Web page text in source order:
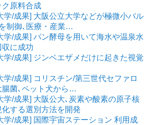
原料合成
学/成果] 大阪公立大学などが極微小バル
制御､医療・産業…
学/成果] パン酵母を用いて海水や温泉水
に成功
学/成果] ジンベエザメだけに起きた視覚
学/成果] コリスチン/第三世代セファロ
腸菌､ペット犬から…
学/成果] 大阪公大､炭素や酸素の原子核
する選別方法を開発
学/成果] 国際宇宙ステーション 利用成